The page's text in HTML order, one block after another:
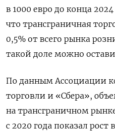
в 1000 евро до конца
что трансграничная
0,5% от всего рынка
такой доле можно
По данным Ассоциации
торговли и «Сбера»,
на трансграничном
с 2020 года показал рост